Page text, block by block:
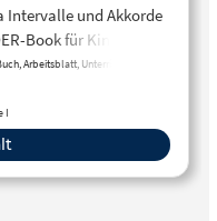
Intervalle und Akkorde
Book für Kinder, das
für den Einsatz im
ist.
Arbeitsblatt, Unterrichtsplan
I